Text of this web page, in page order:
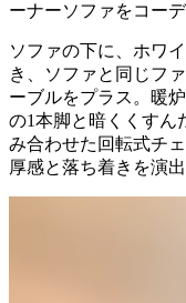
ーナーソファをコーデ
ソファの下に、ホワ
き、ソファと同じフ
ーブルをプラス。暖
の1本脚と暗くくすん
み合わせた回転式チ
厚感と落ち着きを演